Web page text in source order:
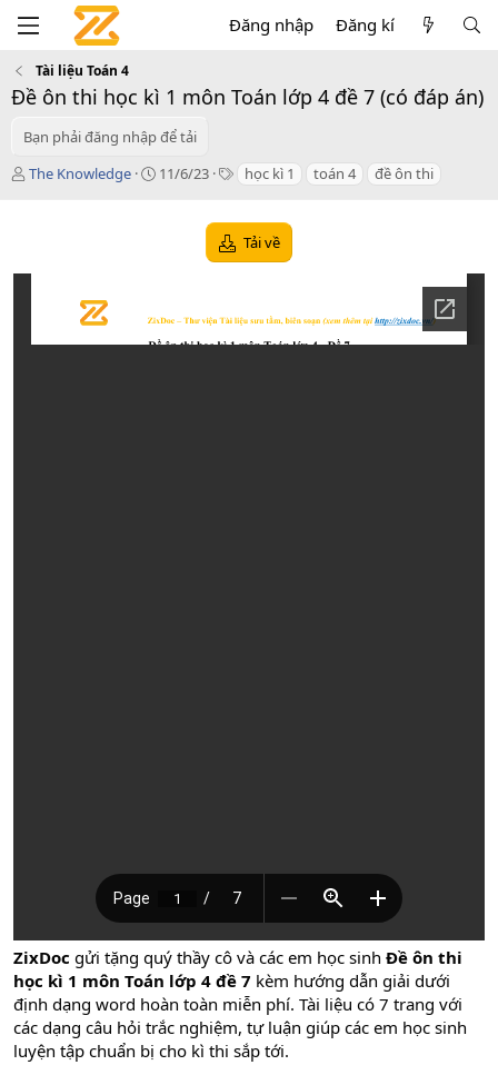
Đăng nhập Đăng kí
Tài liệu Toán 4
Đề ôn thi học kì 1 môn Toán lớp 4 đề 7 (có đáp án)
Bạn phải đăng nhập để tải
T
ả
The Knowledge
C11/6/23
T học kì 1 toán 4 đề ôn thi
Tải về
ZixDoc gửi tặng quý thầy cô và các em học sinh Đề ôn thi
học kì 1 môn Toán lớp 4 đề 7 kèm hướng dẫn giải dưới
định dạng word hoàn toàn miễn phí. Tài liệu có 7 trang với
các dạng câu hỏi trắc nghiệm, tự luận giúp các em học sinh
luyện tập chuẩn bị cho kì thi sắp tới.